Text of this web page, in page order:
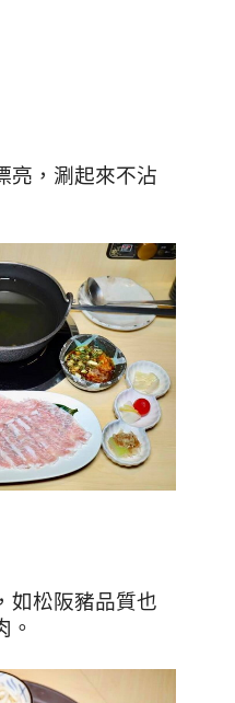
亮，涮起來不沾
如松阪豬品質也
。